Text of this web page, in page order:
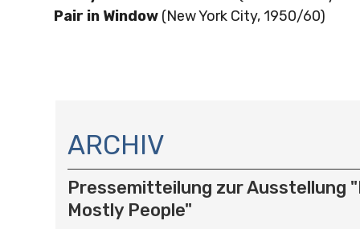
Pair in Window(New York City, 1950/60)
A
V
I
G
A
ARCHIV
Pressemitteilung zur Ausstellung
Mostly People"